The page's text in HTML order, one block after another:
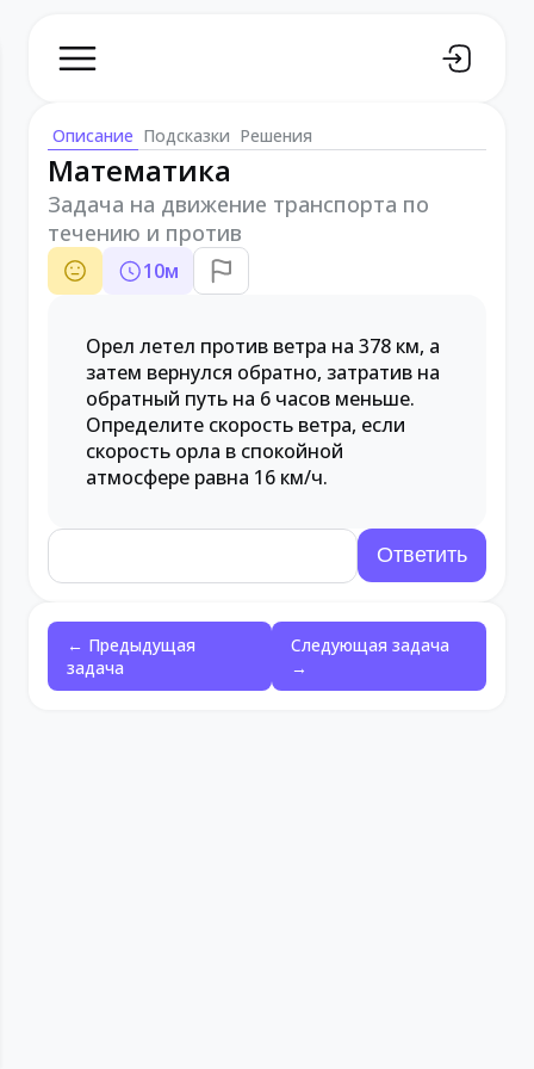
Описание Подсказки Решения
Математика
Задача на движение транспорта по
течению и против
10м
Орел летел против ветра на 378 км, а
затем вернулся обратно, затратив на
обратный путь на 6 часов меньше.
Определите скорость ветра, если
скорость орла в спокойной
атмосфере равна 16 км/ч.
← Предыдущая
задача
Следующая задача
→